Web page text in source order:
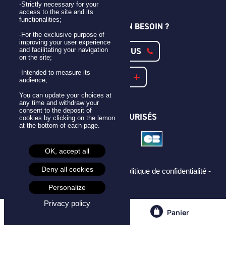
Panier
UNE QUESTION ? UN BESOIN ?
CONTACTEZ-NOUS
NOTRE FAQ
PAIEMENTS SÉCURISÉS
Mentions légales -CGU - CGV -
Politique de confidentialité -
Cookies -
-Strictly necessary for your
access to the site and its
functionalities;
-For the exclusive purpose of
improving your user experience
and facilitating your navigation
on the site;
-Intended to measure its
audience;
You can update your choices at
any time and withdraw your
consent to the deposit of
cookies by clicking on the lemon
at the bottom of each page.
OK, accept all
Deny all cookies
Personalize
Privacy policy